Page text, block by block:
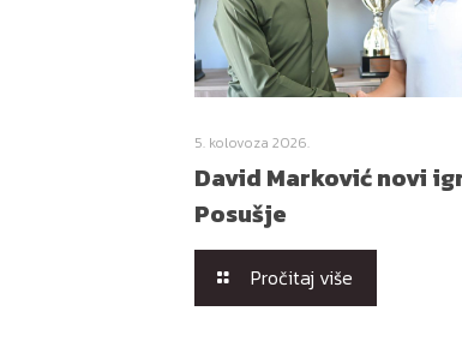
5. kolovoza 2026.
David Marković novi
Posušje
Pročitaj više